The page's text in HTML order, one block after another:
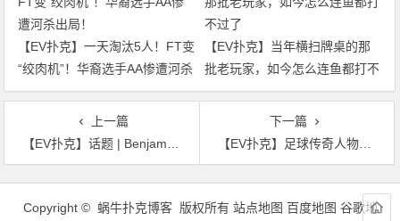
【EV扑克】一天淘汰5人！FT变
“绞肉机”！华裔选手AA惨遭河杀
出局！
【EV扑克】当年横扫牌桌的那
批老玩家，如今怎么连鱼都打不
过了
上一篇
【EV扑克】话题 | Benjamin Rolle从2023年WSOP中学到了宝贵的经验
下一篇
【EV扑克】足球传奇人物罗纳尔多重返扑克界
文
Copyright © 蜗牛扑克博客 版权所有 站点地图 百度地图 谷歌地